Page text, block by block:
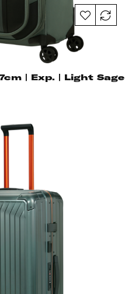
| Exp. | Light Sage